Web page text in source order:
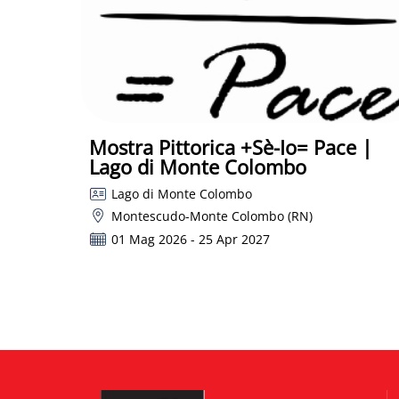
Mostra Pittorica +Sè-Io= Pace |
Lago di Monte Colombo
Lago di Monte Colombo
Montescudo-Monte Colombo (RN)
01 Mag 2026 - 25 Apr 2027